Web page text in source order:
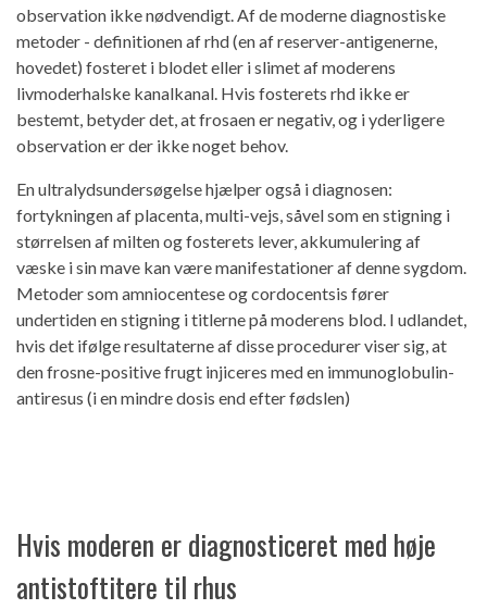
observation ikke nødvendigt. Af de moderne diagnostiske
metoder - definitionen af ​​rhd (en af ​​reserver-antigenerne,
hovedet) fosteret i blodet eller i slimet af moderens
livmoderhalske kanalkanal. Hvis fosterets rhd ikke er
bestemt, betyder det, at frosaen er negativ, og i yderligere
observation er der ikke noget behov.
En ultralydsundersøgelse hjælper også i diagnosen:
fortykningen af ​​placenta, multi-vejs, såvel som en stigning i
størrelsen af ​​milten og fosterets lever, akkumulering af
væske i sin mave kan være manifestationer af denne sygdom.
Metoder som amniocentese og cordocentsis fører
undertiden en stigning i titlerne på moderens blod. I udlandet,
hvis det ifølge resultaterne af disse procedurer viser sig, at
den frosne-positive frugt injiceres med en immunoglobulin-
antiresus (i en mindre dosis end efter fødslen)
Hvis moderen er diagnosticeret med høje
antistoftitere til rhus